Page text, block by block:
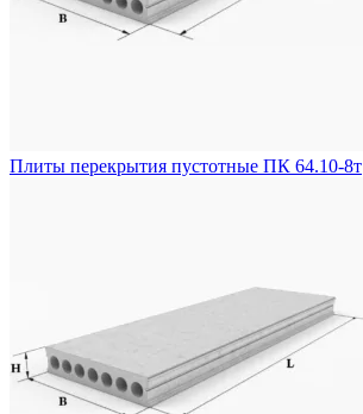
Плиты перекрытия пустотные ПК 64.10-8т